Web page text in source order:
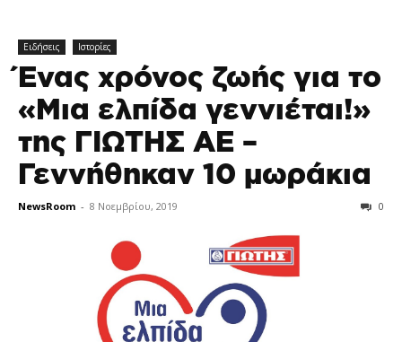
Ειδήσεις Ιστορίες
Ένας χρόνος ζωής για το
«Μια ελπίδα γεννιέται!»
της ΓΙΩΤΗΣ ΑΕ –
Γεννήθηκαν 10 μωράκια
NewsRoom - 8 Νοεμβρίου, 2019 0